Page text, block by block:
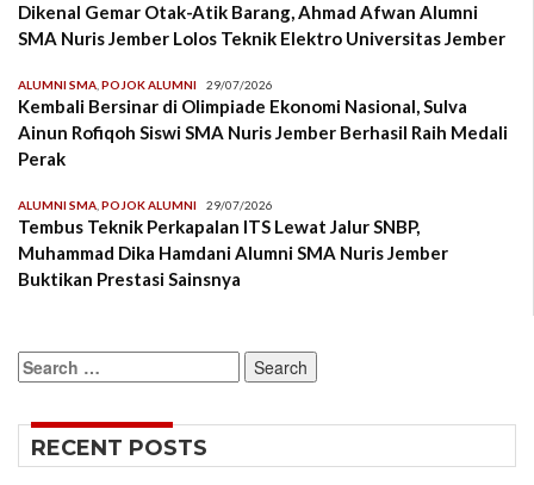
Dikenal Gemar Otak-Atik Barang, Ahmad Afwan Alumni
SMA Nuris Jember Lolos Teknik Elektro Universitas Jember
ALUMNI SMA POJOK ALUMNI 29/07/2026
Kembali Bersinar di Olimpiade Ekonomi Nasional, Sulva
Ainun Rofiqoh Siswi SMA Nuris Jember Berhasil Raih Medali
Perak
ALUMNI SMA POJOK ALUMNI 29/07/2026
Tembus Teknik Perkapalan ITS Lewat Jalur SNBP,
Muhammad Dika Hamdani Alumni SMA Nuris Jember
Buktikan Prestasi Sainsnya
Search
for:
RECENT POSTS